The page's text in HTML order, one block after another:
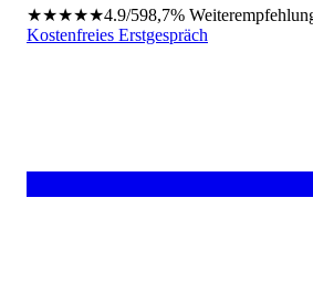
★★★★★4.9/598,7%
Kostenfreies Erstgespräch